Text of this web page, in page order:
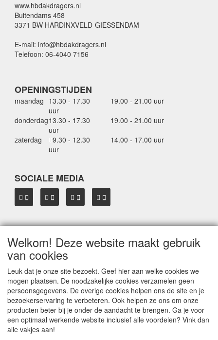
www.hbdakdragers.nl
Buitendams 458
3371 BW HARDINXVELD-GIESSENDAM
E-mail: info@hbdakdragers.nl
Telefoon: 06-4040 7156
OPENINGSTIJDEN
maandag 13.30 - 17.30
uur
19.00 - 21.00 uur
donderdag13.30 - 17.30
uur
19.00 - 21.00 uur
zaterdag
9.30 - 12.30
uur
14.00 - 17.00 uur
SOCIALE MEDIA
OVER HBDAKDRAGERS.NL
Dakkoffer verhuur Hardinxveld-Giessendam
Verkoop dakkoffers en skiboxen
Onze merken
Herroepingslink aanvragen
Privacyverklaring
Welkom! Deze website maakt gebruik
van cookies
Leuk dat je onze site bezoekt. Geef hier aan welke cookies we
mogen plaatsen. De noodzakelijke cookies verzamelen geen
persoonsgegevens. De overige cookies helpen ons de site en je
bezoekerservaring te verbeteren. Ook helpen ze ons om onze
producten beter bij je onder de aandacht te brengen. Ga je voor
een optimaal werkende website inclusief alle voordelen? Vink dan
alle vakjes aan!